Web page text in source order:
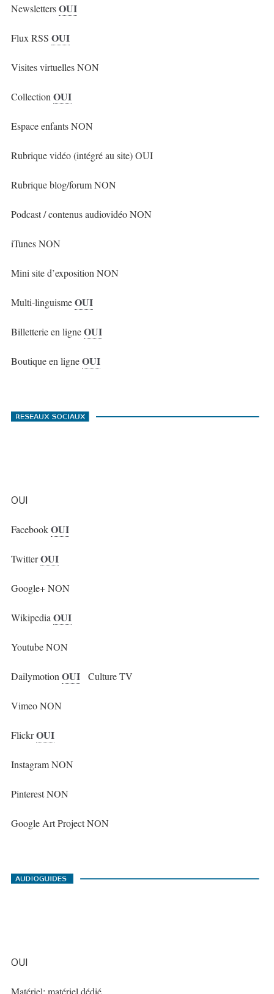
NewslettersOUI
Flux RSS OUI
Visites virtuelles NON
Collection OUI
Espace enfants NON
Rubrique vidéo (intégré au site) OUI
Rubrique blog/forum NON
Podcast / contenus audiovidéo NON
iTunes NON
Mini site d’exposition NON
Multi-linguismeOUI
Billetterie en ligneOUI
Boutique en ligneOUI
OUI
FacebookOUI
TwitterOUI
Google+ NON
Wikipedia OUI
Youtube NON
Dailymotion OUICulture TV
Vimeo NON
FlickrOUI
Instagram NON
Pinterest NON
Google Art Project NON
OUI